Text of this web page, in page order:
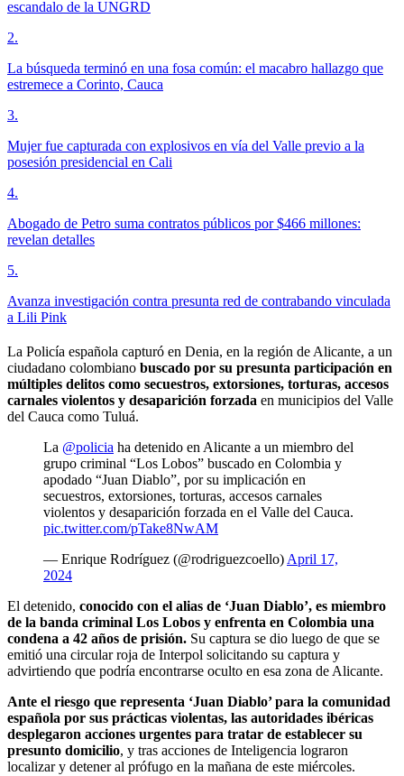
escandalo de la UNGRD
2.
La búsqueda terminó en una fosa común: el macabro hallazgo que
estremece a Corinto, Cauca
3.
Mujer fue capturada con explosivos en vía del Valle previo a la
posesión presidencial en Cali
4.
Abogado de Petro suma contratos públicos por $466 millones:
revelan detalles
5.
Avanza investigación contra presunta red de contrabando vinculada
a Lili Pink
La Policía española capturó en Denia, en la región de Alicante, a un
ciudadano colombiano buscado por su presunta participación en
múltiples delitos como secuestros, extorsiones, torturas, accesos
carnales violentos y desaparición forzada en municipios del Valle
del Cauca como Tuluá.
La @policia ha detenido en Alicante a un miembro del
grupo criminal “Los Lobos” buscado en Colombia y
apodado “Juan Diablo”, por su implicación en
secuestros, extorsiones, torturas, accesos carnales
violentos y desaparición forzada en el Valle del Cauca.
pic.twitter.com/pTake8NwAM
— Enrique Rodríguez (@rodriguezcoello) April 17,
2024
El detenido, conocido con el alias de ‘Juan Diablo’, es miembro
de la banda criminal Los Lobos y enfrenta en Colombia una
condena a 42 años de prisión. Su captura se dio luego de que se
emitió una circular roja de Interpol solicitando su captura y
advirtiendo que podría encontrarse oculto en esa zona de Alicante.
Ante el riesgo que representa ‘Juan Diablo’ para la comunidad
española por sus prácticas violentas, las autoridades ibéricas
desplegaron acciones urgentes para tratar de establecer su
presunto domicilio, y tras acciones de Inteligencia lograron
localizar y detener al prófugo en la mañana de este miércoles.